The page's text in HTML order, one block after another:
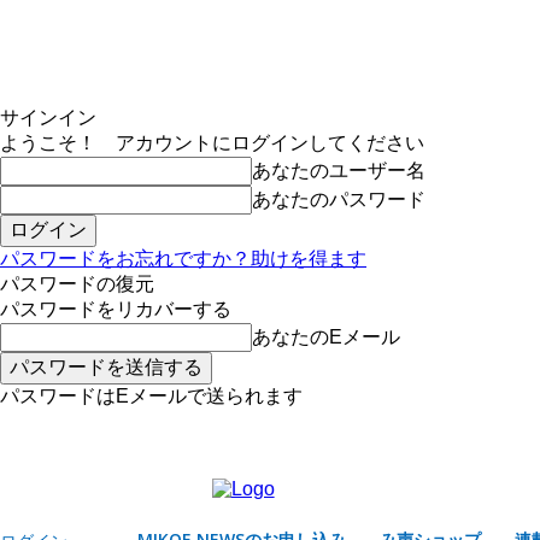
サインイン
ようこそ！ アカウントにログインしてください
あなたのユーザー名
あなたのパスワード
パスワードをお忘れですか？助けを得ます
パスワードの復元
パスワードをリカバーする
あなたのEメール
パスワードはEメールで送られます